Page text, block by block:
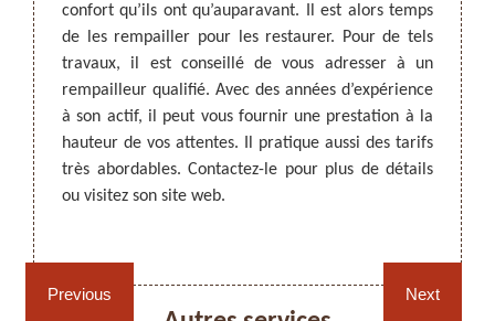
CANNAGE - RECOLLAGE, 59 NORD
Rempaillage fauteuil,
chaises et sièges 59
Cannage fauteuil, chaises
et sièges 59
Previous
Il est
des
une
vous
lui et
de
confort qu’ils ont qu’auparavant. Il est alors temps
de les rempailler pour les restaurer. Pour de tels
travaux, il est conseillé de vous adresser à un
rempailleur qualifié. Avec des années d’expérience
à son actif, il peut vous fournir une prestation à la
hauteur de vos attentes. Il pratique aussi des tarifs
très abordables. Contactez-le pour plus de détails
ou visitez son site web.
les
Par
Next